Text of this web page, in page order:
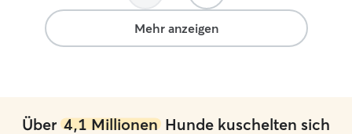
sammeln. Ich hatte fünf Jahre lang einen
eigenen Hund, mit dem ich
wunderschöne Erlebnisse teilen durfte,
respektvoll und verantwortungsvoll
nochmal für
Mehr anzeigen
Über 4,1 Millionen Hunde kuschelten sich